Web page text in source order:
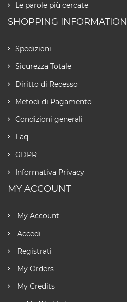
Le parole più cercate
SHOPPING INFORMATION
Spedizioni
Sicurezza Totale
Diritto di Recesso
Metodi di Pagamento
Condizioni generali
Faq
GDPR
Informativa Privacy
MY ACCOUNT
My Account
Accedi
Registrati
My Orders
My Credits